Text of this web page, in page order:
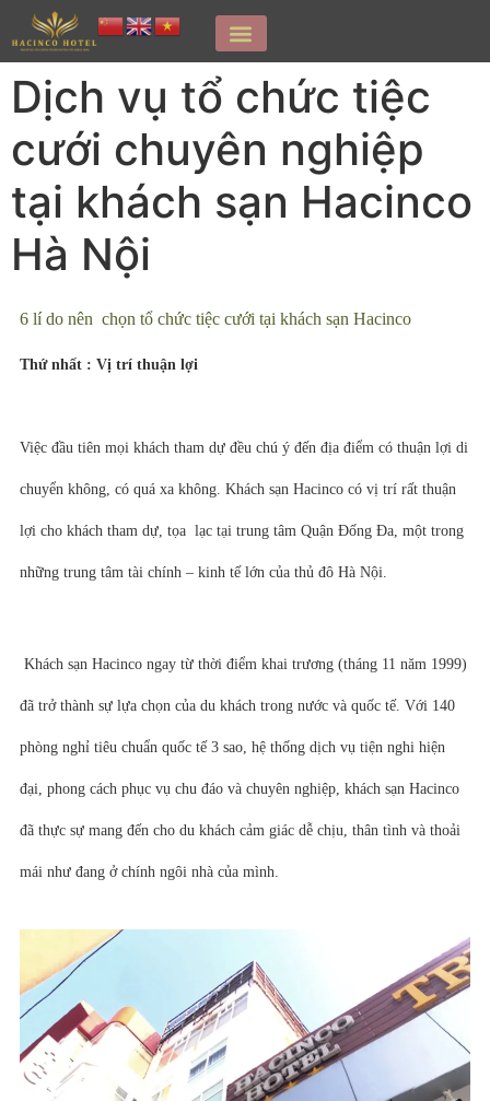
Dịch vụ tổ chức tiệc
cưới chuyên nghiệp
tại khách sạn Hacinco
Hà Nội
6 lí do nên chọn tổ chức tiệc cưới tại khách sạn Hacinco
Thứ nhất : Vị trí thuận lợi
Việc đầu tiên mọi khách tham dự đều chú ý đến địa điểm có thuận lợi di
chuyển không, có quá xa không. Khách sạn Hacinco có vị trí rất thuận
lợi cho khách tham dự, tọa lạc tại trung tâm Quận Đống Đa, một trong
những trung tâm tài chính – kinh tế lớn của thủ đô Hà Nội.
Khách sạn Hacinco ngay từ thời điểm khai trương (tháng 11 năm 1999)
đã trở thành sự lựa chọn của du khách trong nước và quốc tế. Với 140
phòng nghỉ tiêu chuẩn quốc tế 3 sao, hệ thống dịch vụ tiện nghi hiện
đại, phong cách phục vụ chu đáo và chuyên nghiệp, khách sạn Hacinco
đã thực sự mang đến cho du khách cảm giác dễ chịu, thân tình và thoải
mái như đang ở chính ngôi nhà của mình.